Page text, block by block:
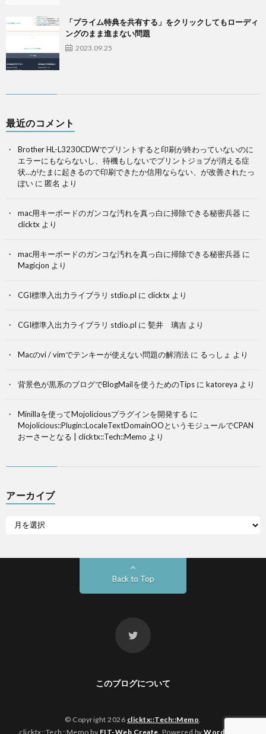
「プライム特典を共有する」をクリックしてもローディ
ングのまま進まない問題
2023.09.25
最近のコメント
Brother HL-L3230CDWでプリントすると印刷が終わっていないのに
エラーにもならないし、待機もしないでプリントジョブが消える症
状…がたまに起きるので印刷できたか信用ならない、が改善されたっ
ぽい に 匿名 より
mac用キーボードのガンコな汚れを真っ白に掃除できる秘密兵器 に
clicktx より
mac用キーボードのガンコな汚れを真っ白に掃除できる秘密兵器 に
Magicjon より
CGI標準入出力ライブラリ stdio.pl に clicktx より
CGI標準入出力ライブラリ stdio.pl に 甃井 璃吉 より
Macのvi / vimでテンキーが使えない問題の解消法 に るっしょ より
背景色が黒系のブログでBlogMailを使うためのTips に katoreya より
Minillaを使ってMojoliciousプラグインを開発する に
Mojolicious::Plugin::LocaleTextDomainOOというモジュールでCPAN
おーさーとなる | clicktx::Tech::Memo より
アーカイブ
Back to Top
このブログについて
© Copyright 2026 clicktx::Tech::Memo.
clicktx::Tech::Memo by FIT-Web Create . Powered by WordPress